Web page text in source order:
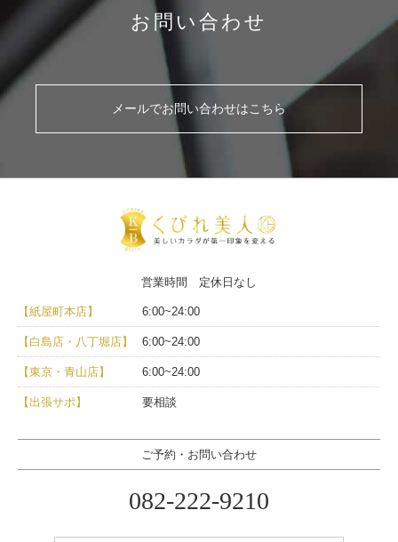
お問い合わせ
メールでお問い合わせはこちら
営業時間 定休日なし
【紙屋町本店】 6:00~24:00
【白島店・八丁堀店】 6:00~24:00
【東京・青山店】 6:00~24:00
【出張サポ】 要相談
ご予約・お問い合わせ
082-222-9210